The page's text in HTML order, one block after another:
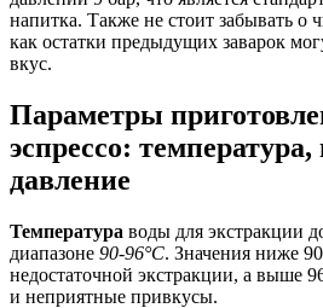
напитка. Также не стоит забывать о
как остатки предыдущих заварок
вкус.
Параметры
эспрессо:
давление
Температура воды для экстракции
диапазоне 90-96°C. Значения ниже
недостаточной экстракции, а выше
и неприятные привкусы.